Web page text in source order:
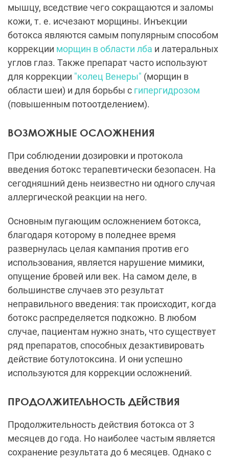
мышцу, вседствие чего сокращаются и заломы
кожи, т. е. исчезают морщины. Инъекции
ботокса являются самым популярным способом
коррекции морщин в области лба и латеральных
углов глаз. Также препарат часто используют
для коррекции "колец Венеры" (морщин в
области шеи) и для борьбы с гипергидрозом
(повышенным потоотделением).
ВОЗМОЖНЫЕ ОСЛОЖНЕНИЯ
При соблюдении дозировки и протокола
введения ботокс терапевтически безопасен. На
сегодняшний день неизвестно ни одного случая
аллергической реакции на него.
Основным пугающим осложнением ботокса,
благодаря которому в поледнее время
развернулась целая кампания против его
использования, является нарушение мимики,
опущение бровей или век. На самом деле, в
большинстве случаев это результат
неправильного введения: так происходит, когда
ботокс распределяется подкожно. В любом
случае, пациентам нужно знать, что существует
ряд препаратов, способных дезактивировать
действие ботулотоксина. И они успешно
используются для коррекции осложнений.
ПРОДОЛЖИТЕЛЬНОСТЬ ДЕЙСТВИЯ
Продолжительность действия ботокса от 3
месяцев до года. Но наиболее частым является
сохранение результата до 6 месяцев. Однако с